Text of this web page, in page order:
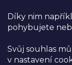
Díky nim
pohybujete
Svůj souhlas
v nastavení
detoxikaci
chrání před